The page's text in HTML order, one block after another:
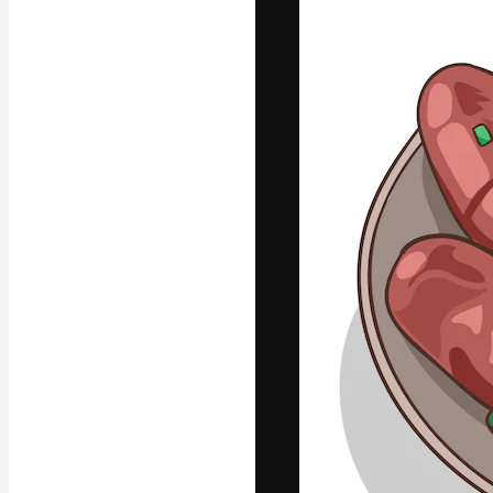
La
migliori lavori.
creativi,
Italiano
Copyright © 2010-